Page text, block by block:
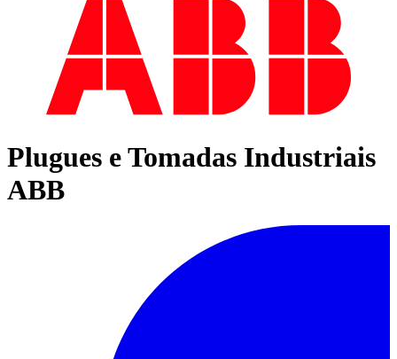
Plugues e Tomadas Industriais
ABB